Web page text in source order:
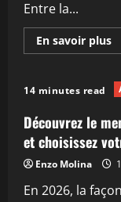
Entre la...
En savoir plusEn
le
14 minutes read
Découvrez le
et choisissez
Enzo Molina
En 2026, la